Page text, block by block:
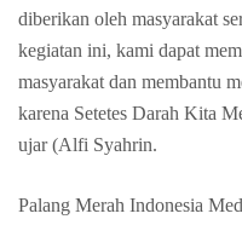
diberikan oleh masyarakat
kegiatan ini, kami dapat
masyarakat dan membantu
karena Setetes Darah Kita
ujar (Alfi Syahrin.
Palang Merah Indonesia